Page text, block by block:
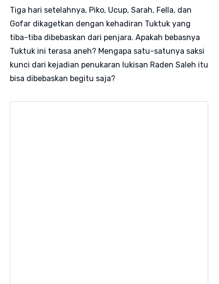
Tiga hari setelahnya, Piko, Ucup, Sarah, Fella, dan
Gofar dikagetkan dengan kehadiran Tuktuk yang
tiba-tiba dibebaskan dari penjara. Apakah bebasnya
Tuktuk ini terasa aneh? Mengapa satu-satunya saksi
kunci dari kejadian penukaran lukisan Raden Saleh itu
bisa dibebaskan begitu saja?